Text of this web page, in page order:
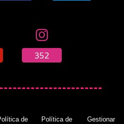
352
de
Política de
Gestionar